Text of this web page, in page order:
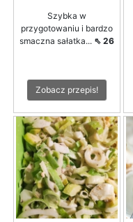
Szybka w
przygotowaniu i bardzo
smaczna sałatka... ⇖ 26
Zobacz przepis!